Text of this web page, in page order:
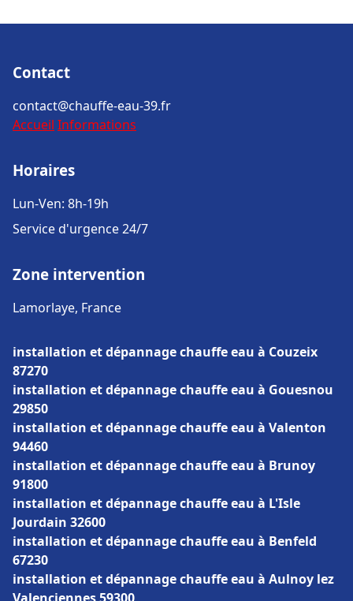
Contact
contact@chauffe-eau-39.fr
Accueil Informations
Horaires
Lun-Ven: 8h-19h
Service d'urgence 24/7
Zone intervention
Lamorlaye, France
installation et dépannage chauffe eau à Couzeix
87270
installation et dépannage chauffe eau à Gouesnou
29850
installation et dépannage chauffe eau à Valenton
94460
installation et dépannage chauffe eau à Brunoy
91800
installation et dépannage chauffe eau à L'Isle
Jourdain 32600
installation et dépannage chauffe eau à Benfeld
67230
installation et dépannage chauffe eau à Aulnoy lez